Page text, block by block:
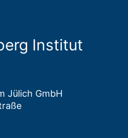
Institut
Jülich GmbH